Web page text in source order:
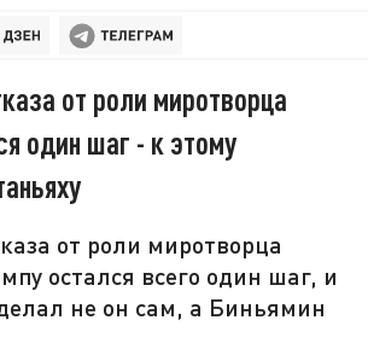
от роли миротворца
один шаг - к этому
от роли миротворца
остался всего один шаг, и
не он сам, а Биньямин